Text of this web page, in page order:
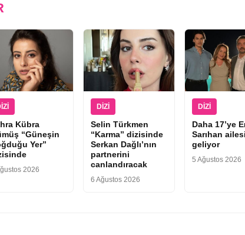
Kübra
“Güneşin
Yer”
2026
DIZI
Selin Türkmen
“Karma” dizisinde
Serkan Dağlı’nın
partnerini
canlandıracak
6 Ağustos 2026
DIZI
Daha 17’ye
Sarıhan
geliyor
5 Ağustos 2026